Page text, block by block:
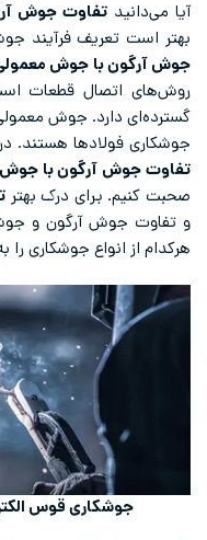
آیا می‌دانید تفاوت جوش
بهتر است تعریف فرآیند
جوش آرگون با جوش
روش‌های اتصال قطعات
گسترده‌ای دارد. جوش
جوشکاری فولادها هستند. در
تفاوت جوش آرگون با جوش
صحبت کنیم. برای درک بهتر
هرکدام از انواع جوشکاری
جوشکاری قوس